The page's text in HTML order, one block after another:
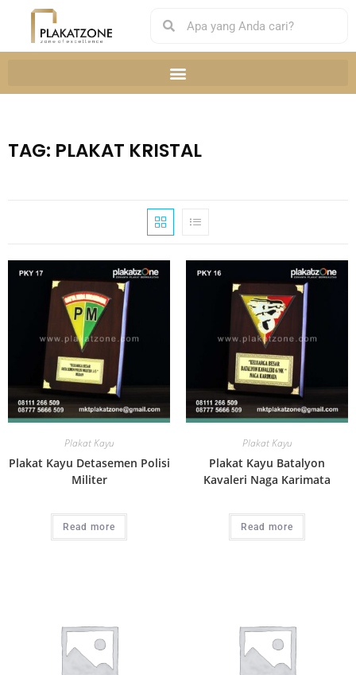
TAG: PLAKAT KRISTAL
Plakat Kayu
Plakat Kayu Detasemen Polisi
Militer
Read more
Plakat Kayu
Plakat Kayu Batalyon
Kavaleri Naga Karimata
Read more